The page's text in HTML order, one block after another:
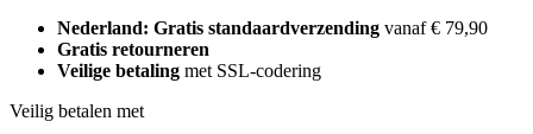
Nederland: Gratis standaardverzending vanaf € 79,90
Gratis retourneren
Veilige betaling met SSL-codering
Veilig betalen met